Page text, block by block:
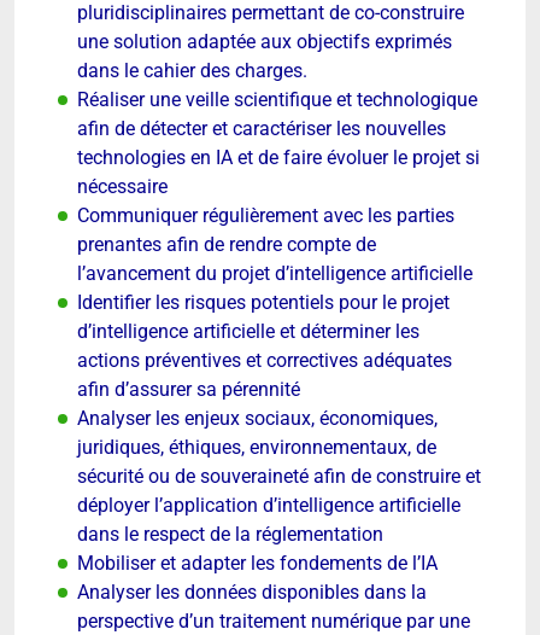
pluridisciplinaires permettant de co-construire
une solution adaptée aux objectifs exprimés
dans le cahier des charges.
Réaliser une veille scientifique et technologique
afin de détecter et caractériser les nouvelles
technologies en IA et de faire évoluer le projet si
nécessaire
Communiquer régulièrement avec les parties
prenantes afin de rendre compte de
l’avancement du projet d’intelligence artificielle
Identifier les risques potentiels pour le projet
d’intelligence artificielle et déterminer les
actions préventives et correctives adéquates
afin d’assurer sa pérennité
Analyser les enjeux sociaux, économiques,
juridiques, éthiques, environnementaux, de
sécurité ou de souveraineté afin de construire et
déployer l’application d’intelligence artificielle
dans le respect de la réglementation
Mobiliser et adapter les fondements de l’IA
Analyser les données disponibles dans la
perspective d’un traitement numérique par une